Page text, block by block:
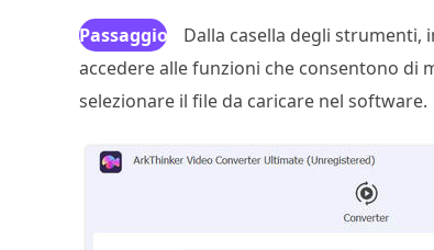
Passaggio
3
Dalla casella degli strumenti,
accedere alle funzioni che consentono di
selezionare il file da caricare nel software.